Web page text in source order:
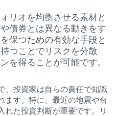
リオを均衡させる素材と
債券とは異なる動きをす
保つための有効な手段と
つことでリスクを分散
を得ることが可能です。
、投資家は自らの責任で知識
ます。特に、最近の地震や台
れた投資判断が重要です。リ